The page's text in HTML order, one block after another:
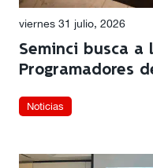
viernes 31 julio, 2026
Seminci busca a
Programadores
Noticias